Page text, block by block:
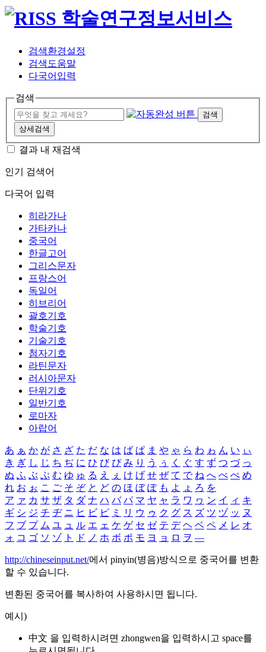
검색환경설정
검색도움말
다국어입력
검색
검색
상세검색
결과 내 재검색
인기 검색어
다국어 입력
히라가나
가타카나
중국어
한글고어
그리스문자
프랑스어
독일어
히브리어
괄호기호
학술기호
기술기호
첨자기호
라틴문자
러시아문자
단위기호
일반기호
로마자
아랍어
あ ぁ か が さ ざ た だ な は ば ぱ ま や ゃ ら わ ゎ ん い ぃ
き ぎ し じ ち ぢ に ひ び ぴ み り う ぅ く ぐ す ず つ づ っ
ぬ ふ ぶ ぷ む ゆ ゅ る え ぇ け げ せ ぜ て で ね へ べ ぺ め
れ お ぉ こ ご そ ぞ と ど の ほ ぼ ぽ も よ ょ ろ を
ア ァ カ サ ザ タ ダ ナ ハ バ パ マ ヤ ャ ラ ワ ヮ ン イ ィ キ
ギ シ ジ チ ヂ ニ ヒ ビ ピ ミ リ ウ ゥ ク グ ス ズ ツ ヅ ッ ヌ
フ ブ プ ム ユ ュ ル エ ェ ケ ゲ セ ゼ テ デ ヘ ベ ペ メ レ オ
ォ コ ゴ ソ ゾ ト ド ノ ホ ボ ポ モ ヨ ョ ロ ヲ ―
http://chineseinput.net/에서 pinyin(병음)방식으로 중국어를 변환
할 수 있습니다.
변환된 중국어를 복사하여 사용하시면 됩니다.
예시)
中文 을 입력하시려면 zhongwen을 입력하시고 space를